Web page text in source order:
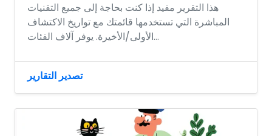
هذا التقرير مفيد إذا كنت بحاجة إلى جميع التقنيات
المباشرة التي تستخدمها قائمتك مع تواريخ الاكتشاف
الأولى/الأخيرة. يوفر آلاف الفئات...
تصدير التقارير